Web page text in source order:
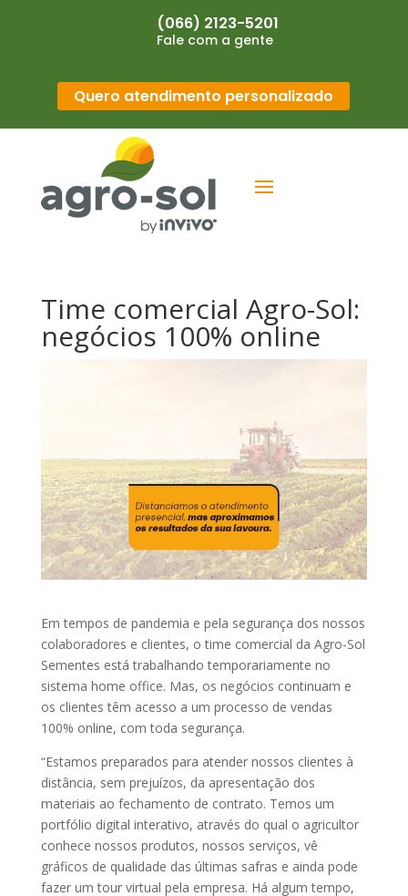
(066) 2123-5201
Fale com a gente
Quero atendimento personalizado
Time comercial Agro-Sol:
negócios 100% online
Em tempos de pandemia e pela segurança dos nossos
colaboradores e clientes, o time comercial da Agro-Sol
Sementes está trabalhando temporariamente no
sistema home office. Mas, os negócios continuam e
os clientes têm acesso a um processo de vendas
100% online, com toda segurança.
“Estamos preparados para atender nossos clientes à
distância, sem prejuízos, da apresentação dos
materiais ao fechamento de contrato. Temos um
portfólio digital interativo, através do qual o agricultor
conhece nossos produtos, nossos serviços, vê
gráficos de qualidade das últimas safras e ainda pode
fazer um tour virtual pela empresa. Há algum tempo,